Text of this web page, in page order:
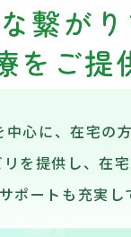
繋が
ご提
心に、在宅の
を提供し、在
ポートも充実し